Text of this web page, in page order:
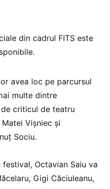
din cadrul FITS este
avea loc pe parcursul
multe dintre
criticul de teatru
Vişniec şi
Sociu.
Octavian Saiu va
Gigi Căciuleanu,